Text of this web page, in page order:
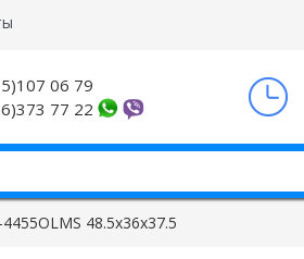
06 79
77 22
48.5х36х37.5